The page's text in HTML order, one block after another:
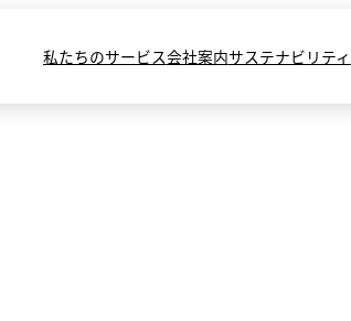
私たちのサービス会社案内サステナビリティ